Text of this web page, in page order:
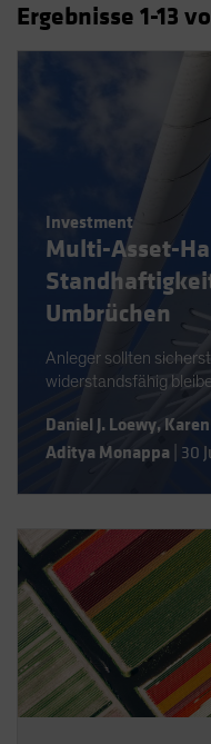
Norway
South Korea - 대한
Spain
Sweden
Switzerland
Taiwan - 台灣
UK
United States (US
US (Non-US
Ergebnisse 1-13
Investment
Multi-Asset-
Umbrüchen
Anleger sollten
widerstandsfähig
Daniel J. Loewy,
Aditya Monappa 30